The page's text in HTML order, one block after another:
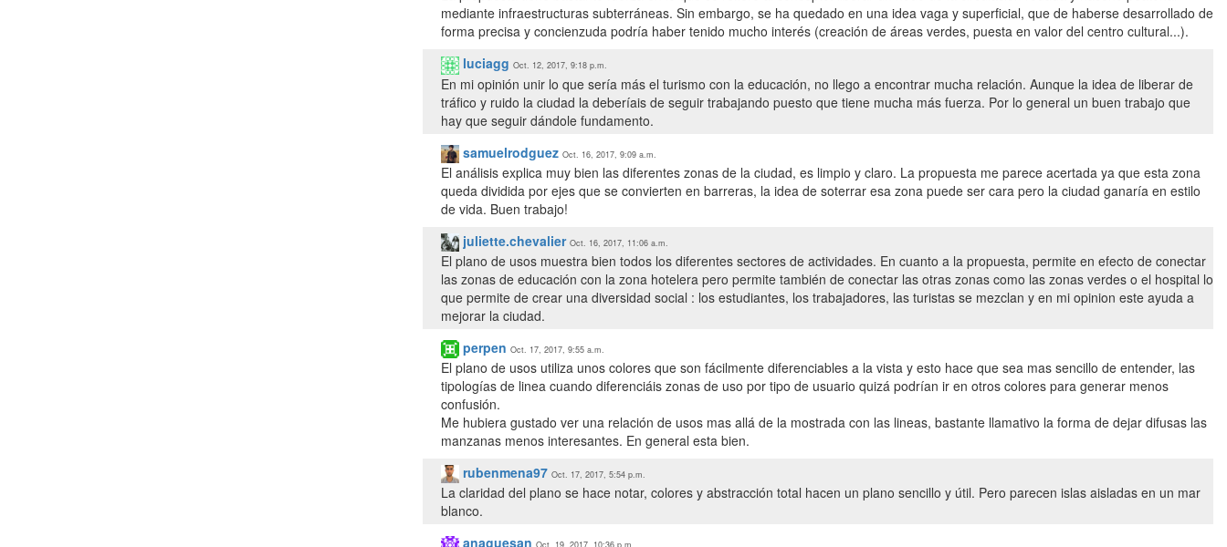
mediante infraestructuras subterráneas. Sin embargo, se ha quedado en una idea vaga y superficial, que de haberse desarrollado de
forma precisa y concienzuda podría haber tenido mucho interés (creación de áreas verdes, puesta en valor del centro cultural...).
luciagg Oct. 12, 2017, 9:18 p.m.
En mi opinión unir lo que sería más el turismo con la educación, no llego a encontrar mucha relación. Aunque la idea de liberar de
tráfico y ruido la ciudad la deberíais de seguir trabajando puesto que tiene mucha más fuerza. Por lo general un buen trabajo que
hay que seguir dándole fundamento.
samuelrodguez Oct. 16, 2017, 9:09 a.m.
El análisis explica muy bien las diferentes zonas de la ciudad, es limpio y claro. La propuesta me parece acertada ya que esta zona
queda dividida por ejes que se convierten en barreras, la idea de soterrar esa zona puede ser cara pero la ciudad ganaría en estilo
de vida. Buen trabajo!
juliette.chevalier Oct. 16, 2017, 11:06 a.m.
El plano de usos muestra bien todos los diferentes sectores de actividades. En cuanto a la propuesta, permite en efecto de conectar
las zonas de educación con la zona hotelera pero permite también de conectar las otras zonas como las zonas verdes o el hospital lo
que permite de crear una diversidad social : los estudiantes, los trabajadores, las turistas se mezclan y en mi opinion este ayuda a
mejorar la ciudad.
perpen Oct. 17, 2017, 9:55 a.m.
El plano de usos utiliza unos colores que son fácilmente diferenciables a la vista y esto hace que sea mas sencillo de entender, las
tipologías de linea cuando diferenciáis zonas de uso por tipo de usuario quizá podrían ir en otros colores para generar menos
confusión.
Me hubiera gustado ver una relación de usos mas allá de la mostrada con las lineas, bastante llamativo la forma de dejar difusas las
rubenmena97 Oct. 17, 2017, 5:54 p.m.
La claridad del plano se hace notar, colores y abstracción total hacen un plano sencillo y útil. Pero parecen islas aisladas en un mar
blanco.
anaguesan